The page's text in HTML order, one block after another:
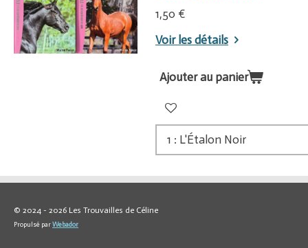
1,50 €
Voir les détails
Ajouter au panier
© 2024 - 2026 Les Trouvailles de Céline
Propulsé parWebador